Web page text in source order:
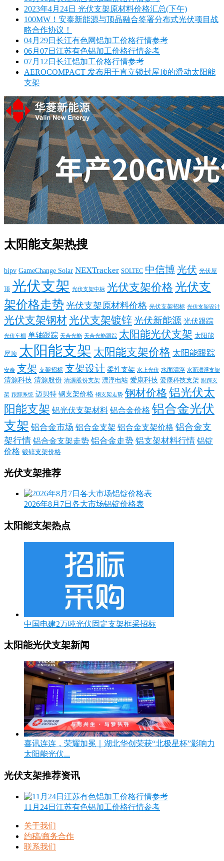
2023年4月24日 光伏支架原材料价格汇总(下午)
100MW！安泰新能源与顶晶融合签署分布式光伏项目战
略合作协议！
04月29日长江有色网铝加工价格行情参考
06月07日江苏有色铝加工价格行情参考
07月12日长江铝加工价格行情参考
AEROCOMPACT 发布用于直立锁封屋顶的滑动太阳能
支架
太阳能支架热搜
bipv GameChange Solar NEXTracker SOLTEC 中信博光伏 光伏屋
顶 光伏支架 光伏支架中标 光伏支架价格 光伏支
架价格走势 光伏支架原材料价格 光伏支架招标 光伏支架设计
光伏支架钢材光伏支架镀锌光伏新能源 光伏跟踪
光伏车棚 单轴跟踪 天合光能 天合光能跟踪 太阳能光伏支架 太阳能
屋顶 太阳能支架 太阳能支架价格 太阳能跟踪
安泰 支架 支架招标 支架设计 柔性支架 水上光伏 水面漂浮 水面漂浮支架
清源科技 清源股份 清源股份支架 漂浮电站 爱康科技 爱康科技支架 跟踪支
架 跟踪系统 迈贝特 钢支架价格 钢支架走势 钢材价格 铝光伏太
阳能支架 铝光伏支架材料 铝合金价格 铝合金光伏
支架 铝合金市场 铝合金支架 铝合金支架价格 铝合金支
架行情 铝合金支架走势 铝合金走势 铝支架材料行情 铝锭
价格 镀锌支架价格
光伏支架推荐
2026年8月7日各大市场铝锭价格表
太阳能支架热点
中国电建2万吨光伏固定支架框采招标
太阳能光伏支架新闻
喜讯连连，荣耀加冕｜湖北华创荣获“北极星杯”影响力
太阳能光伏...
光伏支架推荐资讯
11月24日江苏有色铝加工价格行情参考
关于我们
约稿/商务合作
联系我们